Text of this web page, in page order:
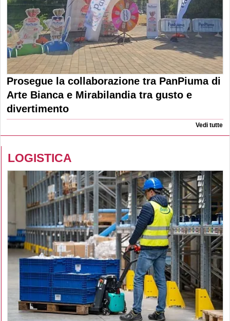
Prosegue la collaborazione tra PanPiuma di
Arte Bianca e Mirabilandia tra gusto e
divertimento
Vedi tutte
LOGISTICA